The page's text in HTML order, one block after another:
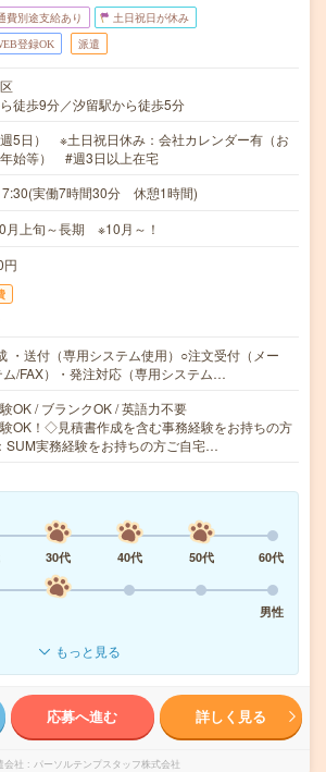
費別途支給あり 土日祝日が休み
登録OK 派遣
徒歩9分／汐留駅から徒歩5分
5日） ※土日祝日休み：会社カレンダー有（お
始等） #週3日以上在宅
実働7時間30分 休憩1時間)
月上旬～長期 ※10月～！
円
・送付（専用システム使用）○注文受付（メー
ム/FAX）・発注対応（専用システム…
OK / ブランクOK / 英語力不要
OK！◇見積書作成を含む事務経験をお持ちの方
実務経験をお持ちの方ご自宅…
30代 40代 50代
60代
男性
もっと見る
応募へ進む 詳しく見る
会社 パーソルテンプスタッフ株式会社